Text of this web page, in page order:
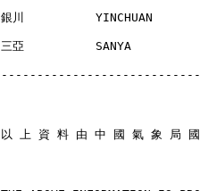
銀川          YINCHUAN
三亞          SANYA
以 上 資 料 由 中 國 氣 象 局